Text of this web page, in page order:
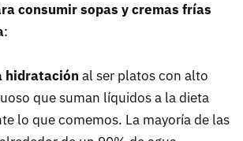
consumir sopas y cremas frías
:
hidratación al ser platos con alto
que suman líquidos a la dieta
lo que comemos. La mayoría de las